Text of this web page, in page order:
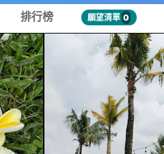
排行榜 願望清單 0